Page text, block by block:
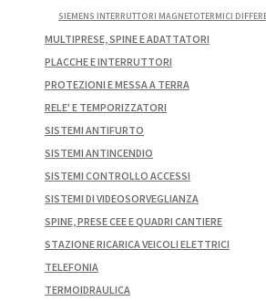
SIEMENS INTERRUTTORI MAGNETOTERMICI
MULTIPRESE, SPINE E ADATTATORI
PLACCHE E INTERRUTTORI
PROTEZIONI E MESSA A TERRA
RELE' E TEMPORIZZATORI
SISTEMI ANTIFURTO
SISTEMI ANTINCENDIO
SISTEMI CONTROLLO ACCESSI
SISTEMI DI VIDEOSORVEGLIANZA
SPINE, PRESE CEE E QUADRI CANTIERE
STAZIONE RICARICA VEICOLI ELETTRICI
TELEFONIA
TERMOIDRAULICA